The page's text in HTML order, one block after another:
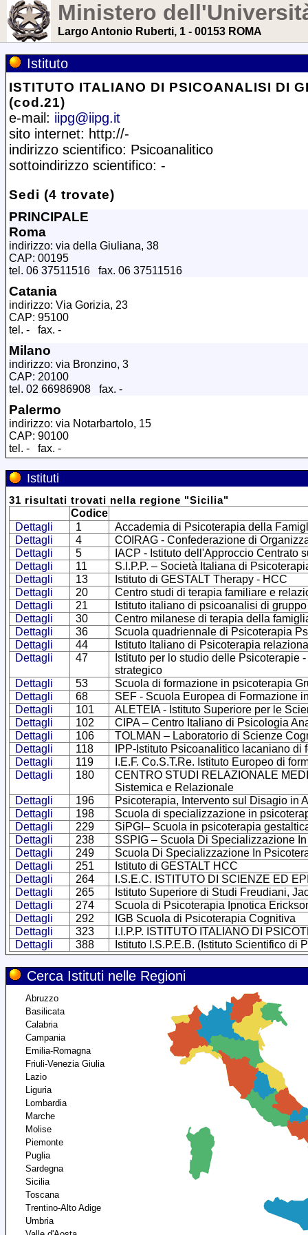
Ministero
Largo Antonio Ruberti, 1 - 00153 ROMA
Istituto
ISTITUTO ITALIANO DI PSICOANALISI DI
(cod.21)
e-mail: iipg@iipg.it
sito internet: http://-
indirizzo scientifico: Psicoanalitico
sottoindirizzo scientifico: -
Sedi (4 trovate)
PRINCIPALE
Roma
indirizzo: via della Giuliana, 38
CAP: 00195
tel. 06 37511516 fax. 06 37511516
Catania
indirizzo: Via Gorizia, 23
CAP: 95100
tel. - fax. -
Milano
indirizzo: via Bronzino, 3
CAP: 20100
tel. 02 66986908 fax. -
Palermo
indirizzo: via Notarbartolo, 15
CAP: 90100
tel. - fax. -
Istituti
31 risultati trovati nella regione "Sicilia"
Codice
Dettagli
1
Accademia di Psicoterapia della
Dettagli
4
COIRAG - Confederazione di
Dettagli
5
IACP - Istituto dell'Approccio Centrato
Dettagli
11
S.I.P.P. – Società Italiana di
Dettagli
13
Istituto di GESTALT Therapy - HCC
Dettagli
20
Centro studi di terapia familiare e
Dettagli
21
Istituto italiano di psicoanalisi di gruppo
Dettagli
30
Centro milanese di terapia della
Dettagli
36
Scuola quadriennale di Psicoterapia
Dettagli
44
Istituto Italiano di Psicoterapia
Dettagli
47
Istituto per lo studio delle
strategico
Dettagli
53
Scuola di formazione in psicoterapia
Dettagli
68
SEF - Scuola Europea di Formazione
Dettagli
101
ALETEIA - Istituto Superiore per le
Dettagli
102
CIPA – Centro Italiano di Psicologia
Dettagli
106
TOLMAN – Laboratorio di Scienze
Dettagli
118
IPP-Istituto Psicoanalitico lacaniano
Dettagli
119
I.E.F. Co.S.T.Re. Istituto Europeo di
Dettagli
180
CENTRO STUDI RELAZIONALE
Sistemica e Relazionale
Dettagli
196
Psicoterapia, Intervento sul Disagio in
Dettagli
198
Scuola di specializzazione in
Dettagli
229
SiPGI– Scuola in psicoterapia
Dettagli
238
SSPIG – Scuola Di Specializzazione
Dettagli
249
Scuola Di Specializzazione In
Dettagli
251
Istituto di GESTALT HCC
Dettagli
264
I.S.E.C. ISTITUTO DI SCIENZE ED
Dettagli
265
Istituto Superiore di Studi Freudiani,
Dettagli
274
Scuola di Psicoterapia Ipnotica
Dettagli
292
IGB Scuola di Psicoterapia Cognitiva
Dettagli
323
I.I.P.P. ISTITUTO ITALIANO DI
Dettagli
388 Istituto I.S.P.E.B. (Istituto Scientifico
Cerca Istituti nelle Regioni
Abruzzo
Basilicata
Calabria
Campania
Emilia-Romagna
Friuli-Venezia Giulia
Lazio
Liguria
Lombardia
Marche
Molise
Piemonte
Puglia
Sardegna
Sicilia
Toscana
Trentino-Alto Adige
Umbria